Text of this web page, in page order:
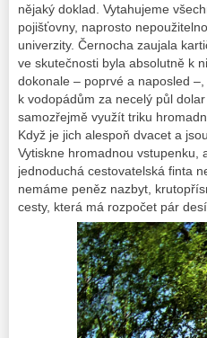
nějaký doklad. Vytahujeme
pojišťovny, naprosto
univerzity. Černocha zaujala
ve skutečnosti byla absolutně k
dokonale – poprvé a naposled
k vodopádům za necelý půl
samozřejmě využít triku
Když je jich alespoň dvacet a
Vytiskne hromadnou vstupenku,
jednoduchá cestovatelská finta
nemáme peněz nazbyt,
cesty, která má rozpočet pár